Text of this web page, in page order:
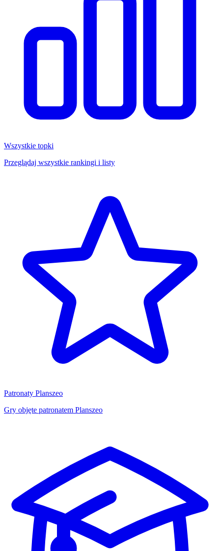
Wszystkie topki
Przeglądaj wszystkie rankingi i listy
Patronaty Planszeo
Gry objęte patronatem Planszeo